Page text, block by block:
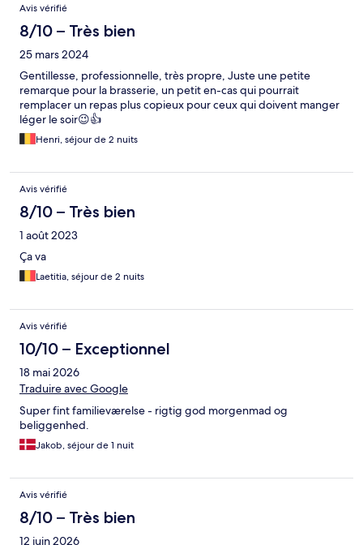
Avis vérifié
8/10 – Très bien
25 mars 2024
Gentillesse, professionnelle, très propre, Juste une petite
remarque pour la brasserie, un petit en-cas qui pourrait
remplacer un repas plus copieux pour ceux qui doivent manger
léger le soir😉👍
Henri, séjour de 2 nuits
Avis vérifié
8/10 – Très bien
1 août 2023
Ça va
Laetitia, séjour de 2 nuits
Avis vérifié
10/10 – Exceptionnel
18 mai 2026
Traduire avec Google
Super fint familieværelse - rigtig god morgenmad og
beliggenhed.
Jakob, séjour de 1 nuit
Avis vérifié
8/10 – Très bien
12 juin 2026